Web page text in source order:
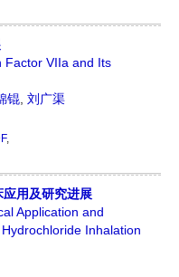
Factor VIIa and Its
锟 刘广渠
,
用及研究进展
Application and
Inhalation